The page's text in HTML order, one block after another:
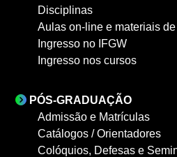
Disciplinas
Aulas on-line e materiais
Ingresso no IFGW
Ingresso nos cursos
PÓS-GRADUAÇÃO
Admissão e Matrículas
Catálogos / Orientadores
Colóquios, Defesas e